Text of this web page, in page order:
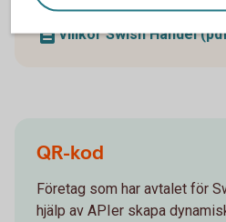
Villkor Swish Handel
QR-kod
Företag som har avtalet för
hjälp av APIer skapa